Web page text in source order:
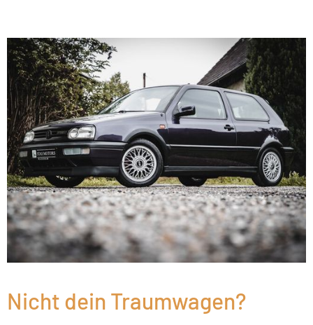
Nicht dein Traumwagen?